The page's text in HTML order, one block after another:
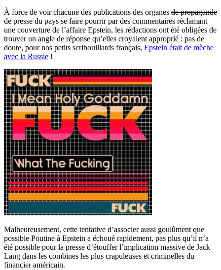
À force de voir chacune des publications des organes de propagande
de presse du pays se faire pourrir par des commentaires réclamant
une couverture de l’affaire Epstein, les rédactions ont été obligées de
trouver un angle de réponse qu’elles croyaient approprié : pas de
doute, pour nos petits scribouillards français, Epstein était de mèche
avec la Russie !
Malheureusement, cette tentative d’associer aussi goulûment que
possible Poutine à Epstein a échoué rapidement, pas plus qu’il n’a
été possible pour la presse d’étouffer l’implication massive de Jack
Lang dans les combines les plus crapuleuses et criminelles du
financier américain.